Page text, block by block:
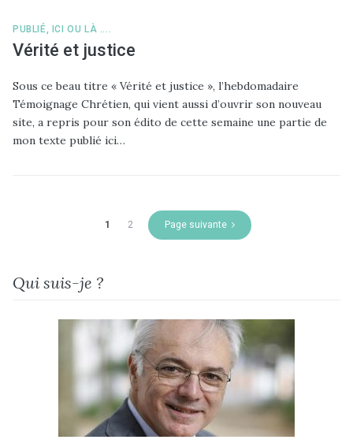
PUBLIÉ, ICI OU LÀ ....
Vérité et justice
Sous ce beau titre « Vérité et justice », l’hebdomadaire
Témoignage Chrétien, qui vient aussi d’ouvrir son nouveau
site, a repris pour son édito de cette semaine une partie de
mon texte publié ici…
1 2 Page suivante
Qui suis-je ?